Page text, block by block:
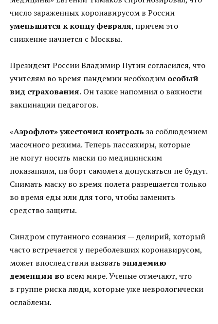
число зараженных коронавирусом в России
уменьшится к концу февраля, причем это
снижение начнется с Москвы.
Президент России Владимир Путин согласился, что
учителям во время пандемии необходим особый
вид страхования. Он также напомнил о важности
вакцинации педагогов.
«Аэрофлот» ужесточил контроль за соблюдением
масочного режима. Теперь пассажиры, которые
не могут носить маски по медицинским
показаниям, на борт самолета допускаться не будут.
Снимать маску во время полета разрешается только
во время еды или для того, чтобы заменить
средство защиты.
Синдром спутанного сознания — делирий, который
часто встречается у переболевших коронавирусом,
может впоследствии вызвать эпидемию
деменции во всем мире. Ученые отмечают, что
в группе риска люди, которые уже неврологически
ослаблены.